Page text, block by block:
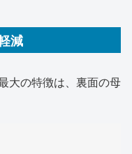
減
大の特徴は、裏面の母